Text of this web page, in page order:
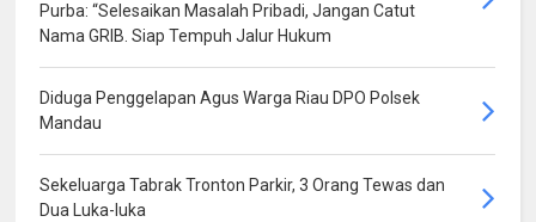
Purba: “Selesaikan Masalah Pribadi, Jangan Catut
Nama GRIB. Siap Tempuh Jalur Hukum
Diduga Penggelapan Agus Warga Riau DPO Polsek
Mandau
Sekeluarga Tabrak Tronton Parkir, 3 Orang Tewas dan
Dua Luka-luka